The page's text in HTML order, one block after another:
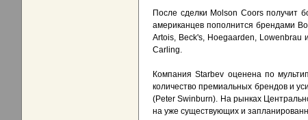
После сделки Molson Coors получит
американцев пополнится брендами
Artois, Beck's, Hoegaarden, Lowenbrau
Carling.
Компания Starbev оценена по
количество премиальных брендов и
(Peter Swinburn). На рынках
на уже существующих и